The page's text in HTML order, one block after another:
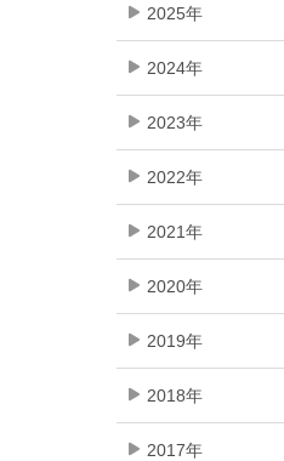
2025年
2024年
2023年
2022年
2021年
2020年
2019年
2018年
2017年